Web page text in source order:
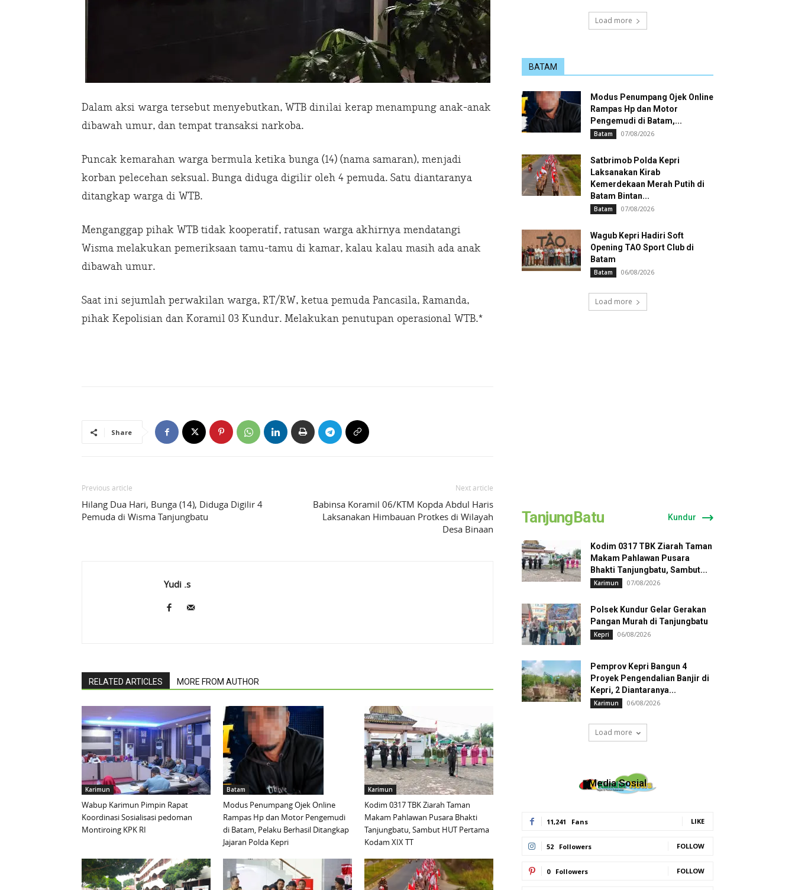
Dalam aksi warga tersebut menyebutkan, WTB dinilai kerap menampung anak-anak
dibawah umur, dan tempat transaksi narkoba.
Puncak kemarahan warga bermula ketika bunga (14) (nama samaran), menjadi
korban pelecehan seksual. Bunga diduga digilir oleh 4 pemuda. Satu diantaranya
ditangkap warga di WTB.
Menganggap pihak WTB tidak kooperatif, ratusan warga akhirnya mendatangi
Wisma melakukan pemeriksaan tamu-tamu di kamar, kalau kalau masih ada anak
dibawah umur.
Saat ini sejumlah perwakilan warga, RT/RW, ketua pemuda Pancasila, Ramanda,
pihak Kepolisian dan Koramil 03 Kundur. Melakukan penutupan operasional WTB.*
Share
Previous article
Hilang Dua Hari, Bunga (14), Diduga Digilir 4
Pemuda di Wisma Tanjungbatu
Next article
Babinsa Koramil 06/KTM Kopda Abdul Haris
Laksanakan Himbauan Protkes di Wilayah
Desa Binaan
Yudi .s
RELATED ARTICLES MORE FROM AUTHOR
Karimun
Wabup Karimun Pimpin Rapat
Koordinasi Sosialisasi pedoman
Montiroing KPK RI
Batam
Modus Penumpang Ojek Online
Rampas Hp dan Motor Pengemudi
di Batam, Pelaku Berhasil Ditangkap
Jajaran Polda Kepri
Karimun
Kodim 0317 TBK Ziarah Taman
Makam Pahlawan Pusara Bhakti
Tanjungbatu, Sambut HUT Pertama
Kodam XIX TT
Load more
BATAM
Modus Penumpang Ojek Online
Rampas Hp dan Motor
Pengemudi di Batam,...
Batam 07/08/2026
Satbrimob Polda Kepri
Laksanakan Kirab
Kemerdekaan Merah Putih di
Batam Bintan...
Batam 07/08/2026
Wagub Kepri Hadiri Soft
Opening TAO Sport Club di
Batam
Batam 06/08/2026
Load more
TanjungBatu Kundur
Kodim 0317 TBK Ziarah Taman
Makam Pahlawan Pusara
Bhakti Tanjungbatu, Sambut...
Karimun 07/08/2026
Polsek Kundur Gelar Gerakan
Pangan Murah di Tanjungbatu
Kepri 06/08/2026
Pemprov Kepri Bangun 4
Proyek Pengendalian Banjir di
Kepri, 2 Diantaranya...
Karimun 06/08/2026
Load more
Media Sosial
11,241 Fans LIKE
52 Followers FOLLOW
0 Followers FOLLOW